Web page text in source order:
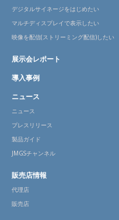
デジタルサイネージをはじめたい
マルチディスプレイで表示したい
映像を配信(ストリーミング配信)したい
展示会レポート
導入事例
ニュース
ニュース
プレスリリース
製品ガイド
JMGSチャンネル
販売店情報
代理店
販売店